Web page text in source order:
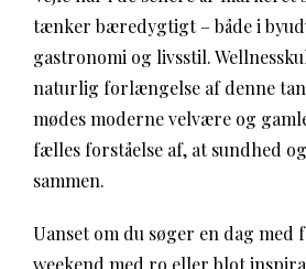
tænker bæredygtigt – både i
gastronomi og livsstil.
naturlig forlængelse af denne
mødes moderne velvære og
fælles forståelse af, at sundhed
sammen.
Uanset om du søger en dag med
weekend med ro eller blot